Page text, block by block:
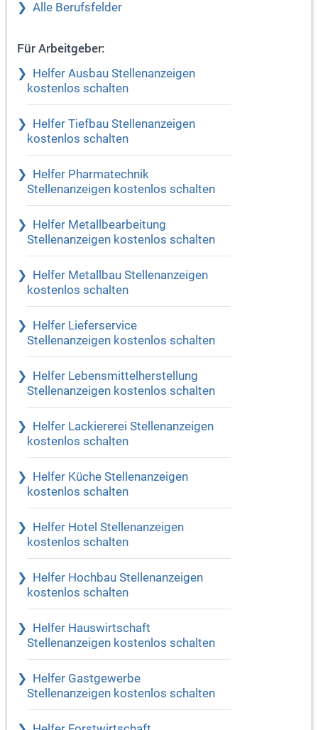
Alle Berufsfelder
Für Arbeitgeber:
Helfer Ausbau Stellenanzeigen
kostenlos schalten
Helfer Tiefbau Stellenanzeigen
kostenlos schalten
Helfer Pharmatechnik
Stellenanzeigen kostenlos schalten
Helfer Metallbearbeitung
Stellenanzeigen kostenlos schalten
Helfer Metallbau Stellenanzeigen
kostenlos schalten
Helfer Lieferservice
Stellenanzeigen kostenlos schalten
Helfer Lebensmittelherstellung
Stellenanzeigen kostenlos schalten
Helfer Lackiererei Stellenanzeigen
kostenlos schalten
Helfer Küche Stellenanzeigen
kostenlos schalten
Helfer Hotel Stellenanzeigen
kostenlos schalten
Helfer Hochbau Stellenanzeigen
kostenlos schalten
Helfer Hauswirtschaft
Stellenanzeigen kostenlos schalten
Helfer Gastgewerbe
Stellenanzeigen kostenlos schalten